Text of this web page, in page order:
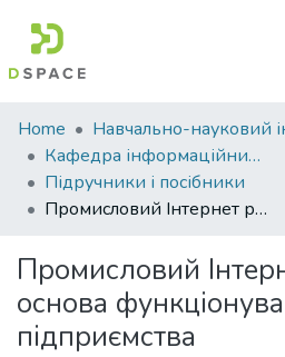
Communities
&
Collections
All of DSpace
Statistics
Home
Кафедра інформаційних систем та технологій
Підручники і посібники
Промисловий Інтернет речей як основа функціонування аграрного підприємства
Промисловий
основа
підприємства